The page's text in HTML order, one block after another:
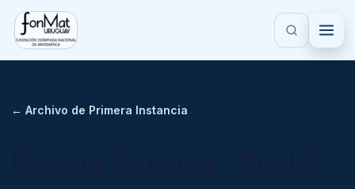
Saltar al contenido principal
FONMAT
← Archivo de Primera Instancia